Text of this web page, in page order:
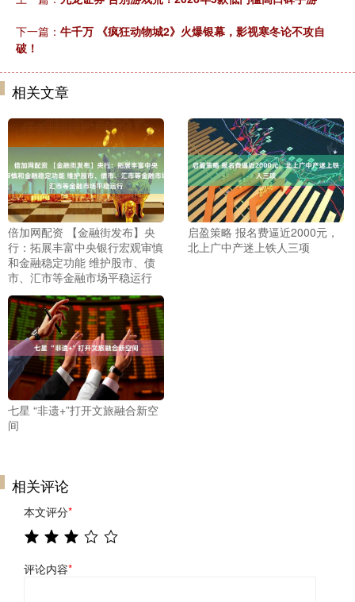
下一篇： 牛千万 《疯狂动物城2》火爆银幕，影视寒冬论不攻自
破！
相关文章
倍加网配资 【金融街发布】央
行：拓展丰富中央银行宏观审慎
和金融稳定功能 维护股市、债
市、汇市等金融市场平稳运行
启盈策略 报名费逼近2000元，
北上广中产迷上铁人三项
七星 “非遗+”打开文旅融合新空
间
相关评论
本文评分*
评论内容*